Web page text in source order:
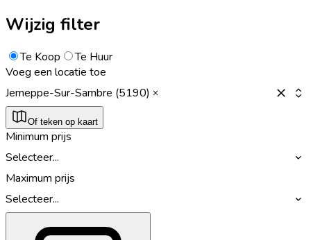
Wijzig filter
Te Koop
Te Huur
Voeg een locatie toe
Jemeppe-Sur-Sambre (5190)
Of teken op kaart
Minimum prijs
Selecteer...
Maximum prijs
Selecteer...